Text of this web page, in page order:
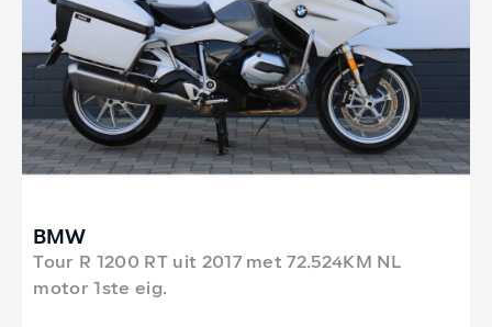
BMW
Tour R 1200 RT uit 2017 met 72.524KM NL
motor 1ste eig.